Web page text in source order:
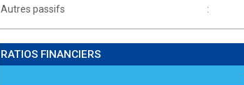
Autres passifs
:
RATIOS FINANCIERS